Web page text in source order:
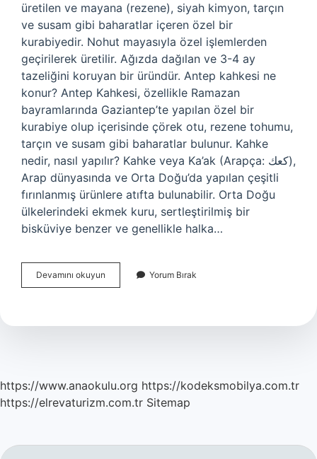
üretilen ve mayana (rezene), siyah kimyon, tarçın
ve susam gibi baharatlar içeren özel bir
kurabiyedir. Nohut mayasıyla özel işlemlerden
geçirilerek üretilir. Ağızda dağılan ve 3-4 ay
tazeliğini koruyan bir üründür. Antep kahkesi ne
konur? Antep Kahkesi, özellikle Ramazan
bayramlarında Gaziantep’te yapılan özel bir
kurabiye olup içerisinde çörek otu, rezene tohumu,
tarçın ve susam gibi baharatlar bulunur. Kahke
nedir, nasıl yapılır? Kahke veya Ka’ak (Arapça: كعك),
Arap dünyasında ve Orta Doğu’da yapılan çeşitli
fırınlanmış ürünlere atıfta bulunabilir. Orta Doğu
ülkelerindeki ekmek kuru, sertleştirilmiş bir
bisküviye benzer ve genellikle halka…
Devamını okuyun
Kahkesi
Yorum Bırak
https://www.anaokulu.org https://kodeksmobilya.com.tr
https://elrevaturizm.com.tr Sitemap